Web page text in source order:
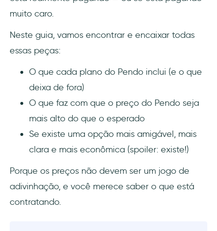
ou uma alternativa ao Pendo
Perguntas Frequentes
Quem são os concorrentes do Pendo?
O Pendo é gratuito?
O Pendo é como o Google Analytics?
Quais empresas usam o Pendo?
muito caro.
Neste guia, vamos encontrar e encaixar todas
essas peças:
O que cada plano do Pendo inclui (e o que
deixa de fora)
O que faz com que o preço do Pendo seja
mais alto do que o esperado
Se existe uma opção mais amigável, mais
clara e mais econômica (spoiler: existe!)
Porque os preços não devem ser um jogo de
adivinhação, e você merece saber o que está
contratando.